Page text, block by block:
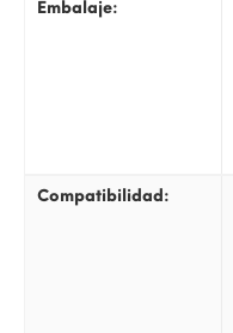
Embalaje:
Compatibilidad: